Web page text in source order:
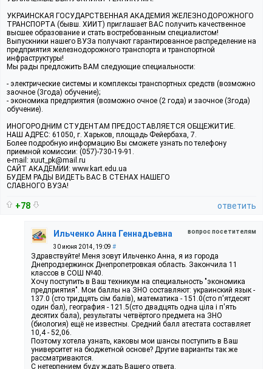
УКРАИНСКАЯ ГОСУДАРСТВЕННАЯ АКАДЕМИЯ ЖЕЛЕЗНОДОРОЖНОГО
ТРАНСПОРТА (бывш. ХИИТ) приглашает ВАС получить качественное
высшее образование и стать востребованным специалистом!
Выпускники нашего ВУЗа получают гарантированное распределение на
предприятия железнодорожного транспорта и транспортной
инфраструктуры!
Мы рады предложить ВАМ следующие специальности:
- электрические системы и комплексы транспортных средств (возможно
заочное (3года) обучение);
- экономика предприятия (возможно очное (2 года) и заочное (3года)
обучение).
ИНОГОРОДНИМ СТУДЕНТАМ ПРЕДОСТАВЛЯЕТСЯ ОБЩЕЖИТИЕ.
НАШ АДРЕС: 61050, г. Харьков, площадь Фейербаха, 7.
Более подробную информацию Вы сможете узнать по телефону
приемной комиссии: (057)-730-19-91.
e-mail: xuut_pk@mail.ru
САЙТ АКАДЕМИИ: www.kart.edu.ua
БУДЕМ РАДЫ ВИДЕТЬ ВАС В СТЕНАХ НАШЕГО
СЛАВНОГО ВУЗА!
+78 ответить
вопрос посетителям
Ильченко Анна Геннадьевна
30 июня 2014, 19:09 #
Здравствуйте! Меня зовут Ильченко Анна, я из города
Днепродзержинск Днепропетровкая область. Закончила 11
классов в СОШ №40.
Хочу поступить в Ваш техникум на специальность "экономика
предприятия". Мои баллы на ЗНО составляют: украинский язык -
137.0 (сто тридцять сім балів), математика - 151.0(сто п'ятдесят
один бал), география - 121.5(сто двадцять одна ціла і п'ять
десятих бала), результаты четвёртого предмета на ЗНО
(биология) ещё не известны. Средний балл атестата составляет
10,4 - 52,06.
Поэтому хотела узнать, каковы мои шансы поступить в Ваш
университет на бюджетной основе? Другие варианты так же
рассматриваются.
С нетерпением буду ждать Вашего ответа.